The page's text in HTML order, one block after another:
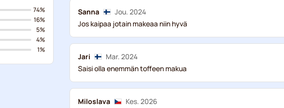
74%
16%
5%
4%
1%
Sanna
Jou. 2024
Jos kaipaa jotain makeaa niin hyvä
Jari
Mar. 2024
Saisi olla enemmän toffeen makua
Miloslava
Kes. 2026